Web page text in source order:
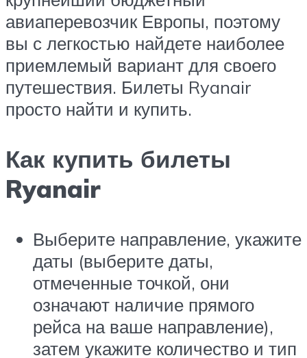
авиаперевозчик Европы, поэтому
вы с легкостью найдете наиболее
приемлемый вариант для своего
путешествия. Билеты Ryanair
просто найти и купить.
Как купить билеты
Ryanair
Выберите направление, укажите
даты (выберите даты,
отмеченные точкой, они
означают наличие прямого
рейса на ваше направление),
затем укажите количество и тип